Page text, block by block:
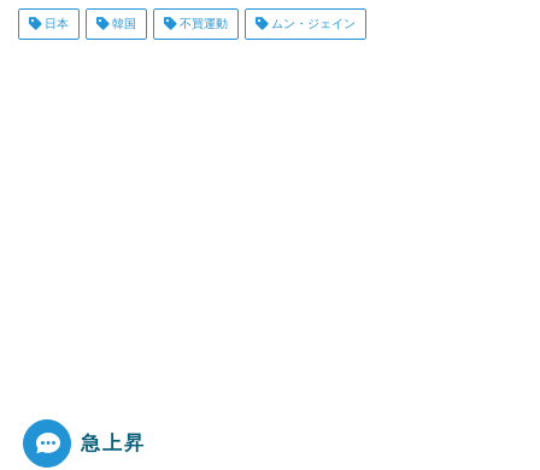
日本 韓国 不買運動 ムン・ジェイン
急上昇